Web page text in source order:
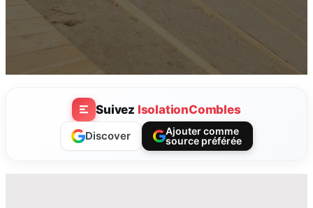
Suivez IsolationCombles
Discover
Ajouter comme
source préférée